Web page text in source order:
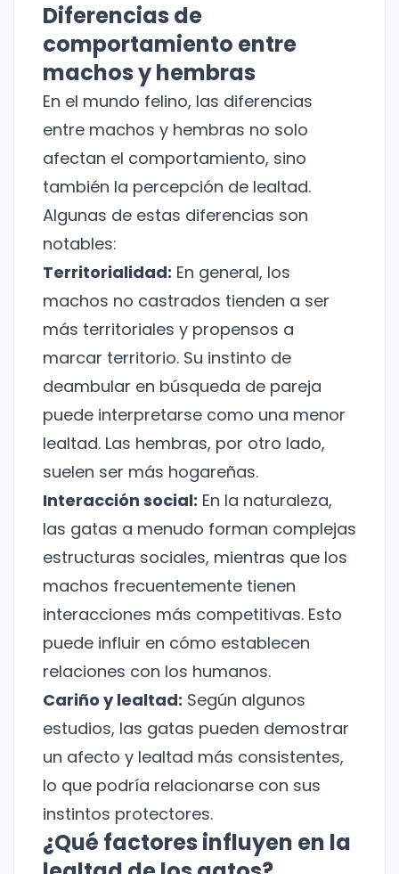
Diferencias de
comportamiento entre
machos y hembras
En el mundo felino, las diferencias
entre machos y hembras no solo
afectan el comportamiento, sino
también la percepción de lealtad.
Algunas de estas diferencias son
notables:
Territorialidad: En general, los
machos no castrados tienden a ser
más territoriales y propensos a
marcar territorio. Su instinto de
deambular en búsqueda de pareja
puede interpretarse como una menor
lealtad. Las hembras, por otro lado,
suelen ser más hogareñas.
Interacción social: En la naturaleza,
las gatas a menudo forman complejas
estructuras sociales, mientras que los
machos frecuentemente tienen
interacciones más competitivas. Esto
puede influir en cómo establecen
relaciones con los humanos.
Cariño y lealtad: Según algunos
estudios, las gatas pueden demostrar
un afecto y lealtad más consistentes,
lo que podría relacionarse con sus
instintos protectores.
¿Qué factores influyen en la